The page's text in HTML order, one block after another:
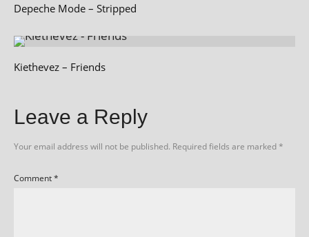
Depeche Mode – Stripped
Kiethevez – Friends
Leave a Reply
Your email address will not be published. Required fields are marked*
Comment*